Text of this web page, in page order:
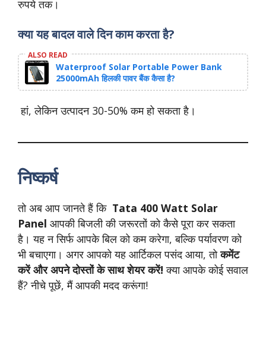
रुपये तक।
क्या यह बादल वाले दिन काम करता है?
ALSO READ
Waterproof Solar Portable Power Bank
25000mAh हिलकी पावर बैंक कैसा है?
हां, लेकिन उत्पादन 30-50% कम हो सकता है।
निष्कर्ष
तो अब आप जानते हैं कि Tata 400 Watt Solar
Panel आपकी बिजली की जरूरतों को कैसे पूरा कर सकता
है। यह न सिर्फ आपके बिल को कम करेगा, बल्कि पर्यावरण को
भी बचाएगा। अगर आपको यह आर्टिकल पसंद आया, तोकमेंट
करें और अपने दोस्तों के साथ शेयर करें! क्या आपके कोई सवाल
हैं? नीचे पूछें, मैं आपकी मदद करूंगा!